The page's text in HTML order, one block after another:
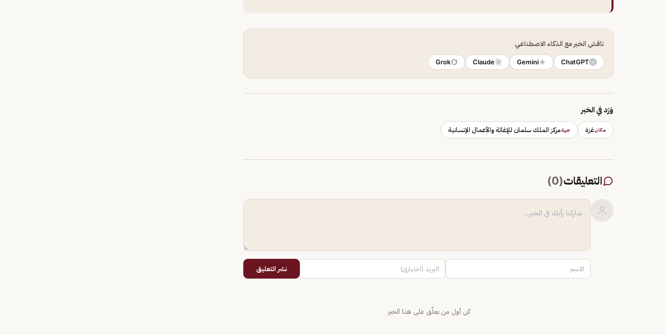
ناقش الخبر مع الذكاء الاصطناعي
ChatGPT
Gemini
Claude
Grok
وَرَد في الخبر
مكانغزة جهةمركز الملك سلمان للإغاثة والأعمال الإنسانية
التعليقات(
0
)
نشر التعليق
كن أول من يعلّق على هذا الخبر.